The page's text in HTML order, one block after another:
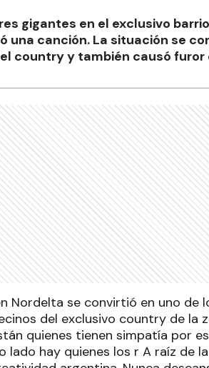
gigantes en el exclusivo
una canción. La situación se
country y también causó furor
Nordelta se convirtió en uno de
del exclusivo country de la
quienes tienen simpatía por
lado hay quienes los r A raíz de